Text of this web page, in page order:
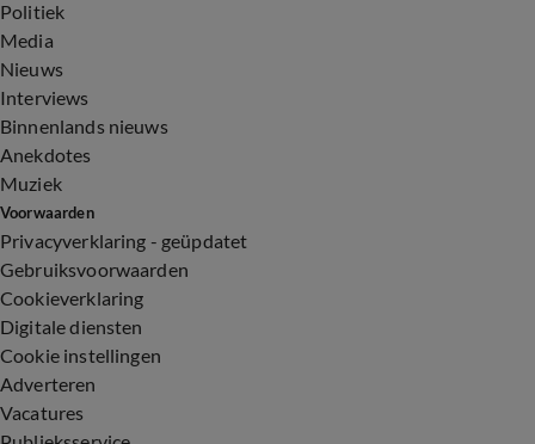
Politiek
Media
Nieuws
Interviews
Binnenlands nieuws
Anekdotes
Muziek
Voorwaarden
Privacyverklaring - geüpdatet
Gebruiksvoorwaarden
Cookieverklaring
Digitale diensten
Cookie instellingen
Adverteren
Vacatures